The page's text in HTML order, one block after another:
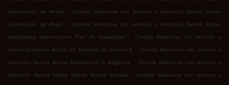
Guanajuato de Arriba
. Comida Mexicana con servicio a domicilio Ramos Arizpe
Guanajuato de Abajo
. Comida Mexicana con servicio a domicilio Ramos Arizpe
Aeropuerto Internacional Plan de Guadalupe
.
Comida Mexicana con servicio a
domicilio Ramos Arizpe Sin Nombre de Colonia 6 . Comida Mexicana con servicio a
domicilio Ramos Arizpe Residencial la Nogalera
. Comida Mexicana con servicio a
domicilio Ramos Arizpe Rincón Blanca Esthela
. Comida Mexicana con servicio a